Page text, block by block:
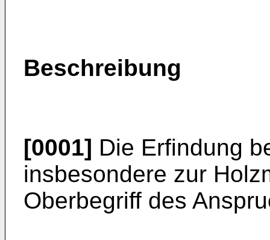
Beschreibung
[0001] Die Erfindung
insbesondere zur
Oberbegriff des